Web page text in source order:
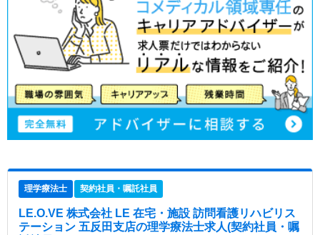
理学療法士 契約社員・嘱託社員
LE.O.VE 株式会社 LE 在宅・施設 訪問看護リハビリス
テーション 五反田支店の理学療法士求人(契約社員・嘱